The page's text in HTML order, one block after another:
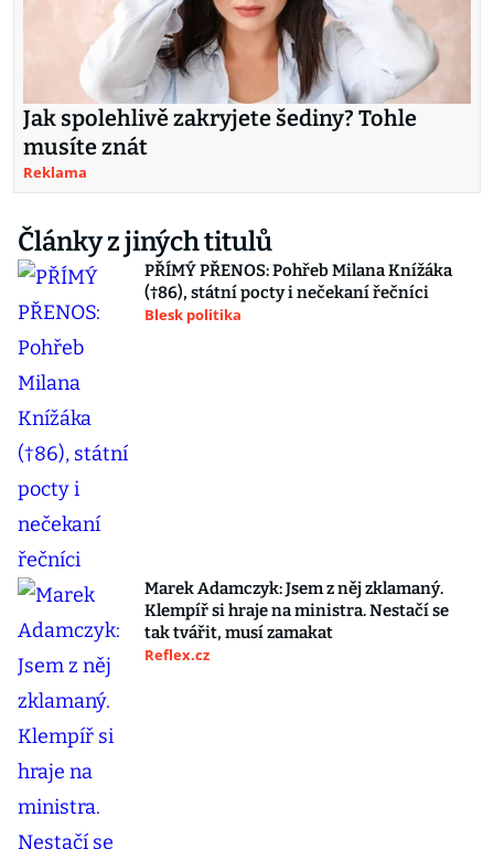
Jak spolehlivě zakryjete šediny? Tohle
musíte znát
Reklama
Články z jiných titulů
PŘÍMÝ PŘENOS: Pohřeb Milana Knížáka
(†86), státní pocty i nečekaní řečníci
Blesk politika
Marek Adamczyk: Jsem z něj zklamaný.
Klempíř si hraje na ministra. Nestačí se
tak tvářit, musí zamakat
Reflex.cz